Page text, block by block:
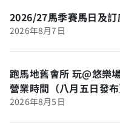
2026/27馬季賽馬日及訂
2026年8月7日
跑馬地舊會所 玩@悠樂
營業時間（八月五日發布
2026年8月5日